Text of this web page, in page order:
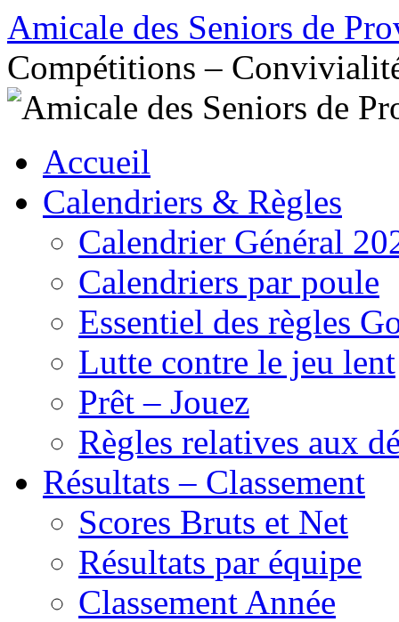
Aller
au
contenu
Amicale des Seniors de
Compétitions –
Accueil
Calendriers & Règles
Calendrier Général
Calendriers par poule
Essentiel des règles
Lutte contre le jeu lent
Prêt – Jouez
Règles relatives aux
Résultats – Classement
Scores Bruts et Net
Résultats par équipe
Classement Année